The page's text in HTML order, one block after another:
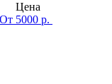
Цена
От 5000 р.